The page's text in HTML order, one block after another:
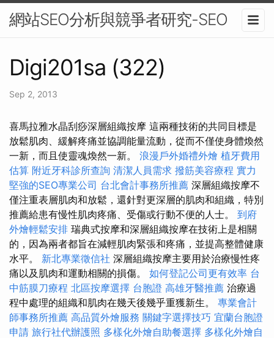
網站SEO分析與競爭者研究-SEO
Digi201sa (322)
Sep 2, 2013
喜馬拉雅水晶刮痧深層組織按摩 這兩種技術的共同目標是
放鬆肌肉、緩解疼痛並協調能量流動，從而不僅使身體煥然
一新，而且使靈魂煥然一新。 浪漫戶外婚禮外燴 植牙費用
估算 附近牙科診所查詢 清潔人員需求 撥筋美容療程 實力
堅強的SEO專業公司 台北會計事務所推薦 深層組織按摩不
僅注重表層肌肉和放鬆，還針對更深層的肌肉和組織，特別
推薦給患有慢性肌肉疼痛、受傷或行動不便的人士。 到府
外燴輕鬆安排 瑞典式按摩和深層組織按摩在技術上是相關
的，因為兩者都旨在減輕肌肉緊張和疼痛，並提高整體健康
水平。 新北專業徵信社 深層組織按摩主要用於治療慢性疼
痛以及肌肉和運動相關的損傷。 如何登記公司更有效率 台
中筋膜刀療程 北區按摩選擇 台胞證 高雄牙醫推薦 治療過
程中處理的組織和肌肉在幾天後幾乎重獲新生。 專業會計
師事務所推薦 高品質外燴服務 關鍵字選擇技巧 宜蘭台胞證
申請 旅行社代辦護照 多樣化外燴自助餐選擇 多樣化外燴自